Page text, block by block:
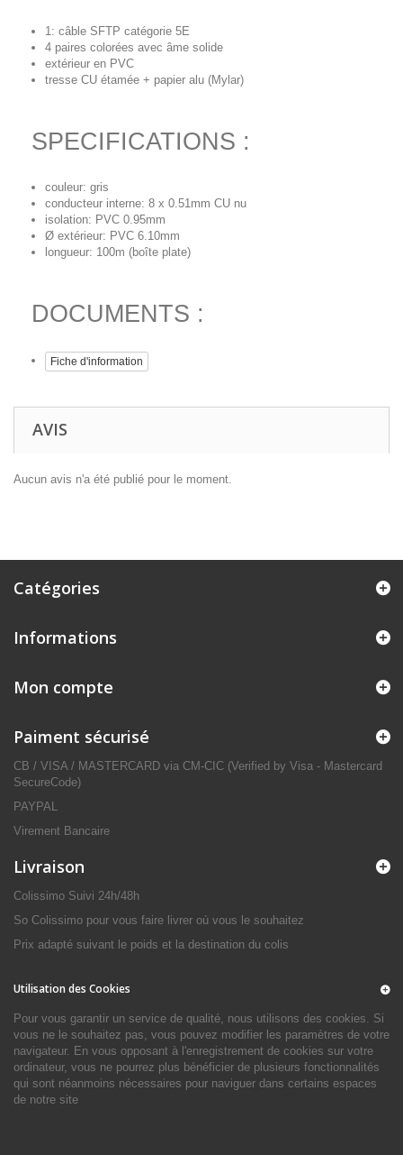
1: câble SFTP catégorie 5E
4 paires colorées avec âme solide
extérieur en PVC
tresse CU étamée + papier alu (Mylar)
SPECIFICATIONS :
couleur: gris
conducteur interne: 8 x 0.51mm CU nu
isolation: PVC 0.95mm
Ø extérieur: PVC 6.10mm
longueur: 100m (boîte plate)
DOCUMENTS :
Fiche d'information
AVIS
Aucun avis n'a été publié pour le moment.
Catégories
Informations
Mon compte
Paiment sécurisé
CB / VISA / MASTERCARD via CM-CIC (Verified by Visa - Mastercard
SecureCode)
PAYPAL
Virement Bancaire
Livraison
Colissimo Suivi 24h/48h
So Colissimo pour vous faire livrer où vous le souhaitez
Prix adapté suivant le poids et la destination du colis
Utilisation des Cookies
Pour vous garantir un service de qualité, nous utilisons des cookies. Si
vous ne le souhaitez pas, vous pouvez modifier les paramètres de votre
navigateur. En vous opposant à l'enregistrement de cookies sur votre
ordinateur, vous ne pourrez plus bénéficier de plusieurs fonctionnalités
qui sont néanmoins nécessaires pour naviguer dans certains espaces
de notre site